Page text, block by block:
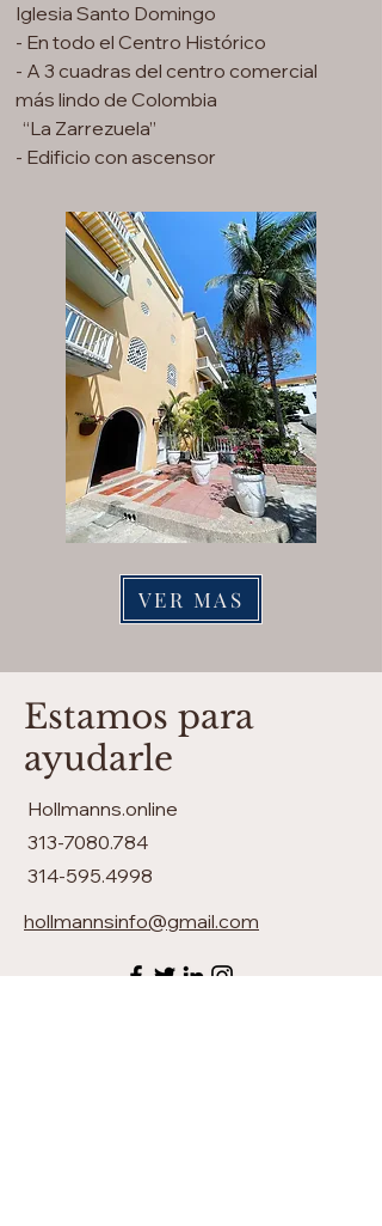
Iglesia Santo Domingo
- En todo el Centro Histórico
- A 3 cuadras del centro comercial
más lindo de Colombia
“La Zarrezuela”
- Edificio con ascensor
VER MAS
Estamos para
ayudarle
Hollmanns.online
313-7080.784
314-595.4998
hollmannsinfo@gmail.com